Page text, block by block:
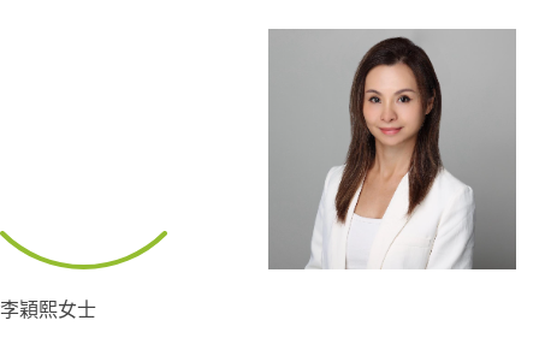
李穎熙女士